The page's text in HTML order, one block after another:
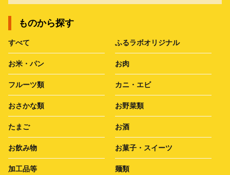
ものから探す
すべて ふるラボオリジナル
お米・パン お肉
フルーツ類 カニ・エビ
おさかな類 お野菜類
たまご お酒
お飲み物 お菓子・スイーツ
加工品等 麺類